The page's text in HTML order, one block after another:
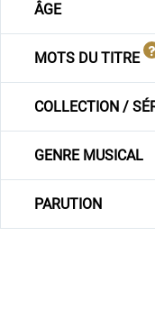
ÂGE
MOTS DU TITRE
COLLECTION /
GENRE MUSICAL
PARUTION